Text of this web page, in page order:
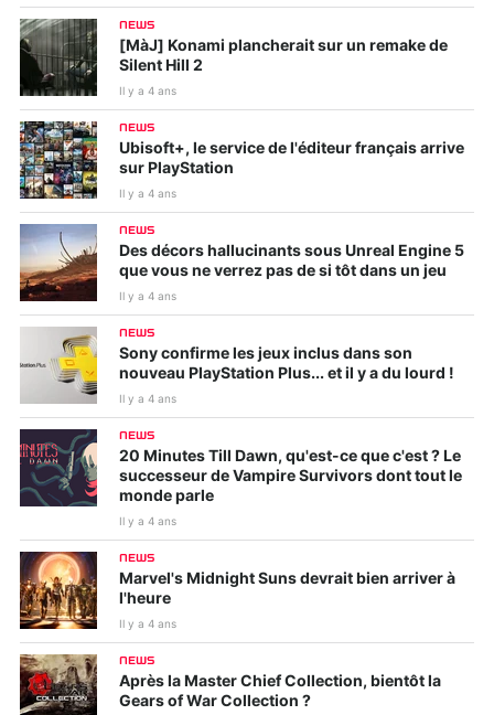
NEWS
[MàJ] Konami plancherait sur un remake de
Silent Hill 2
Il y a 4 ans
NEWS
Ubisoft+, le service de l'éditeur français arrive
sur PlayStation
Il y a 4 ans
NEWS
Des décors hallucinants sous Unreal Engine 5
que vous ne verrez pas de si tôt dans un jeu
Il y a 4 ans
NEWS
Sony confirme les jeux inclus dans son
nouveau PlayStation Plus... et il y a du lourd !
Il y a 4 ans
NEWS
20 Minutes Till Dawn, qu'est-ce que c'est ? Le
successeur de Vampire Survivors dont tout le
monde parle
Il y a 4 ans
NEWS
Marvel's Midnight Suns devrait bien arriver à
l'heure
Il y a 4 ans
NEWS
Après la Master Chief Collection, bientôt la
Gears of War Collection ?